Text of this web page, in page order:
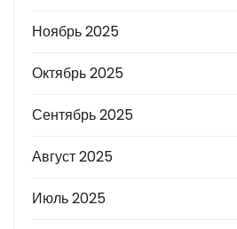
Ноябрь 2025
Октябрь 2025
Сентябрь 2025
Август 2025
Июль 2025